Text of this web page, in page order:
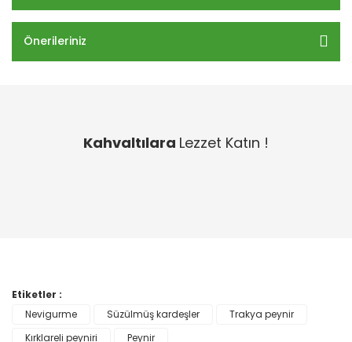
Önerileriniz
Kahvaltılara Lezzet Katın !
Etiketler :
Nevigurme
Süzülmüş kardeşler
Trakya peynir
Kırklareli peyniri
Peynir